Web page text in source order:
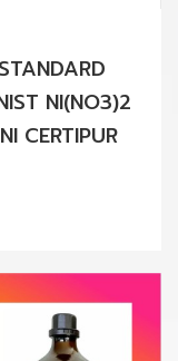
NI(NO3)2
CERTIPUR